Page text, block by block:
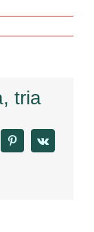
tria
pinterestvk